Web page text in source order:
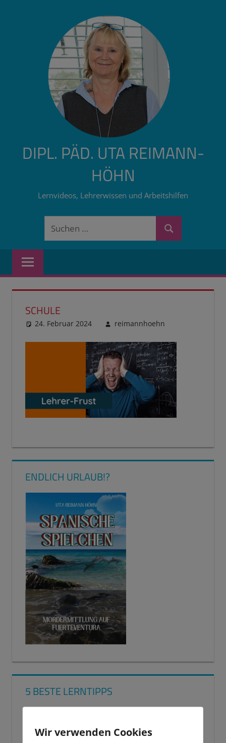
DIPL. PÄD. UTA REIMANN-
HÖHN
Lernvideos, Lehrerwissen und Arbeitshilfen
Suchen
Suchen
SCHULE
24. Februar 2024 reimannhoehn
ENDLICH URLAUB!?
5 BESTE LERNTIPPS
Player
Wir verwenden Cookies